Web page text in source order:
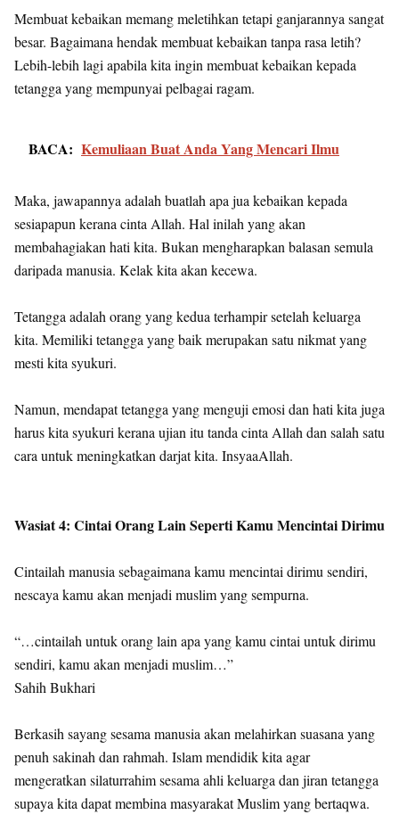
Membuat kebaikan memang meletihkan tetapi ganjarannya sangat
besar. Bagaimana hendak membuat kebaikan tanpa rasa letih?
Lebih-lebih lagi apabila kita ingin membuat kebaikan kepada
tetangga yang mempunyai pelbagai ragam.
BACA: Kemuliaan Buat Anda Yang Mencari Ilmu
Maka, jawapannya adalah buatlah apa jua kebaikan kepada
sesiapapun kerana cinta Allah. Hal inilah yang akan
membahagiakan hati kita. Bukan mengharapkan balasan semula
daripada manusia. Kelak kita akan kecewa.
Tetangga adalah orang yang kedua terhampir setelah keluarga
kita. Memiliki tetangga yang baik merupakan satu nikmat yang
mesti kita syukuri.
Namun, mendapat tetangga yang menguji emosi dan hati kita juga
harus kita syukuri kerana ujian itu tanda cinta Allah dan salah satu
cara untuk meningkatkan darjat kita. InsyaaAllah.
Wasiat 4: Cintai Orang Lain Seperti Kamu Mencintai Dirimu
Cintailah manusia sebagaimana kamu mencintai dirimu sendiri,
nescaya kamu akan menjadi muslim yang sempurna.
“…cintailah untuk orang lain apa yang kamu cintai untuk dirimu
sendiri, kamu akan menjadi muslim…”
Sahih Bukhari
Berkasih sayang sesama manusia akan melahirkan suasana yang
penuh sakinah dan rahmah. Islam mendidik kita agar
mengeratkan silaturrahim sesama ahli keluarga dan jiran tetangga
supaya kita dapat membina masyarakat Muslim yang bertaqwa.